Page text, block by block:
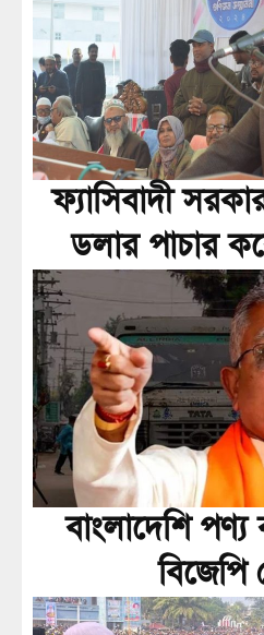
ফ্যাসিবাদী
ডলার পাচার
বাংলাদেশি
বিজেপি